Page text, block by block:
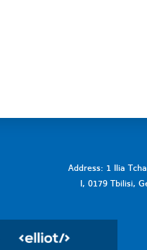
Address: 1 Ilia
I, 0179 Tbilisi,